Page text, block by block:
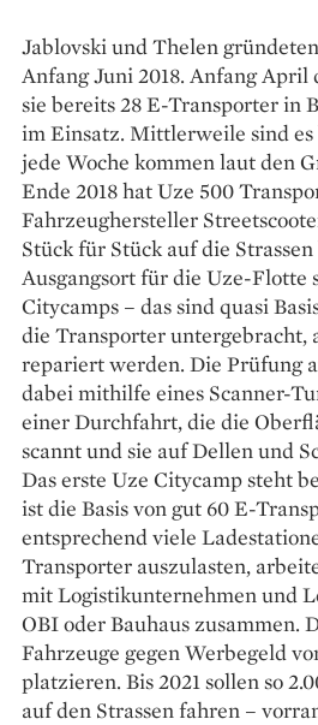
Jablovski und Thelen
Anfang Juni 2018. Anfang April
sie bereits 28 E-Transporter in
im Einsatz. Mittlerweile sind
jede Woche kommen laut den
Ende 2018 hat Uze 500
Fahrzeughersteller
Stück für Stück auf die
Ausgangsort für die Uze-Flotte
Citycamps – das sind quasi
die Transporter untergebracht,
repariert werden. Die Prüfung
dabei mithilfe eines Scanner-
einer Durchfahrt, die die
scannt und sie auf Dellen und
Das erste Uze Citycamp steht
ist die Basis von gut 60 E-
entsprechend viele
Transporter auszulasten,
mit Logistikunternehmen und
OBI oder Bauhaus zusammen.
Fahrzeuge gegen Werbegeld
platzieren. Bis 2021 sollen so
auf den Strassen fahren –